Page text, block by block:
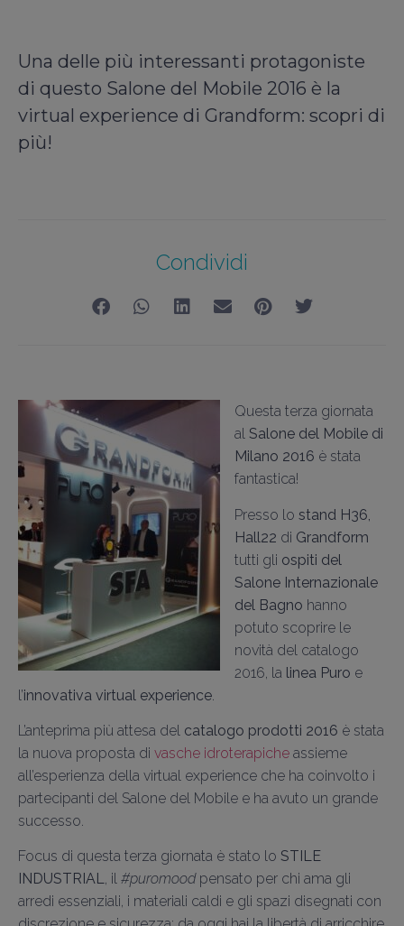
Una delle più interessanti protagoniste
di questo Salone del Mobile 2016 è la
virtual experience di Grandform: scopri di
più!
Condividi
Questa terza giornata
al Salone del Mobile di
Milano 2016 è stata
fantastica!
Presso lo stand H36,
Hall22 di Grandform
tutti gli ospiti del
Salone Internazionale
del Bagno hanno
potuto scoprire le
novità del catalogo
2016, la linea Puro e
l’innovativa virtual experience
L’anteprima più attesa del catalogo prodotti 2016 è stata
la nuova proposta di vasche idroterapiche assieme
all’esperienza della virtual experience che ha coinvolto i
partecipanti del Salone del Mobile e ha avuto un grande
successo.
Focus di questa terza giornata è stato lo STILE
INDUSTRIAL, il #puromoodpensato per chi ama gli
arredi essenziali, i materiali caldi e gli spazi disegnati con